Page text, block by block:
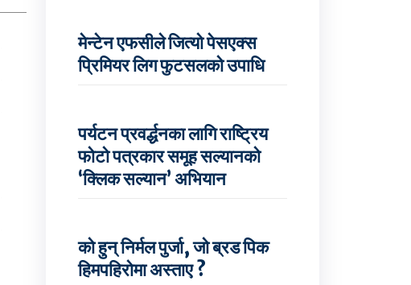
मेन्टेन एफसीले जित्यो पेसएक्स
प्रिमियर लिग फुटसलको उपाधि
पर्यटन प्रवर्द्धनका लागि राष्ट्रिय
फोटो पत्रकार समूह सल्यानको
‘क्लिक सल्यान’ अभियान
को हुन् निर्मल पुर्जा, जो ब्रड पिक
हिमपहिरोमा अस्ताए ?